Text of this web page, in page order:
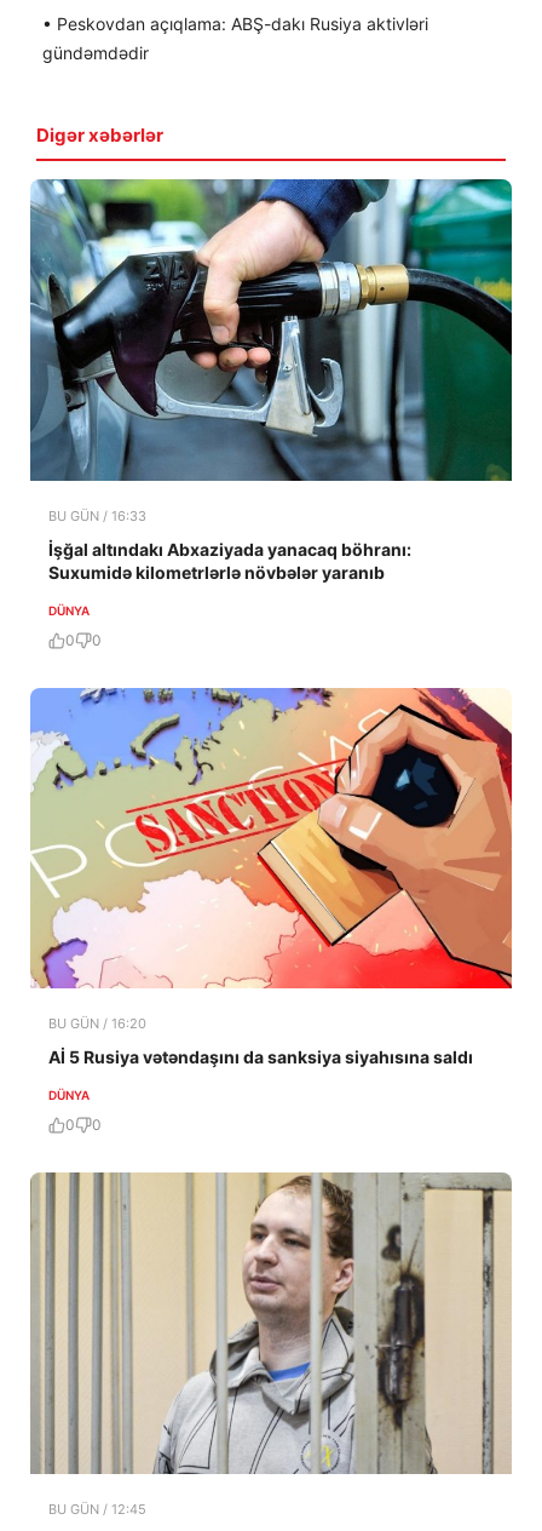
• Peskovdan açıqlama: ABŞ-dakı Rusiya aktivləri
gündəmdədir
Digər xəbərlər
BU GÜN / 16:33
İşğal altındakı Abxaziyada yanacaq böhranı:
Suxumidə kilometrlərlə növbələr yaranıb
DÜNYA
0 0
BU GÜN / 16:20
Aİ 5 Rusiya vətəndaşını da sanksiya siyahısına saldı
DÜNYA
0 0
BU GÜN / 12:45